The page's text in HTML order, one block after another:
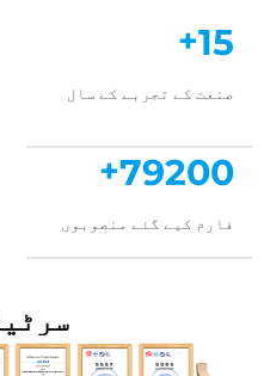
15
+
صنعت کے تجربے کے سال
80000
+
فارم کیے گئے منصوبوں